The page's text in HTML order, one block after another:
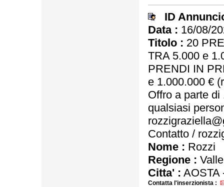
ID
Data : 16/08/
Titolo : 20
TRA 5.000 e
PRENDI IN
e 1.000.000 €
Offro a parte di
qualsiasi
Contatto /
Nome : Rozzi
Regione :
Citta' :
Contatta l'inserzionista :